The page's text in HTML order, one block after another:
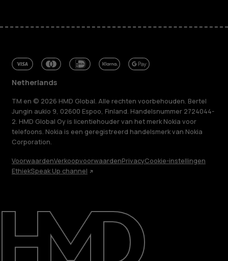
Herstellen, hergebruiken, recyclen
Duurzaamheid
Klantenservice
Netherlands
Netherlands
TM en © 2026 HMD Global. Alle rechten voorbehouden. Bertel
Jungin aukio 9, 02600 Espoo, Finland. Handelsnummer 2724044-
2. HMD Global Oy is licentiehouder van het merk Nokia voor
telefoons. Nokia is een geregistreerd handelsmerk van Nokia
Corporation.
VoorwaardenVerkoopvoorwaardenPrivacyCookie-instellingen
EthiekSpeak Up channel